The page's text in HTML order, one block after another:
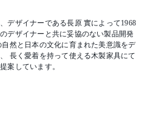
デザイナーである長原 實によって1968
デザイナーと共に妥協のない製品開発
然と日本の文化に育まれた美意識をデ
長く愛着を持って使える木製家具にて
案しています。